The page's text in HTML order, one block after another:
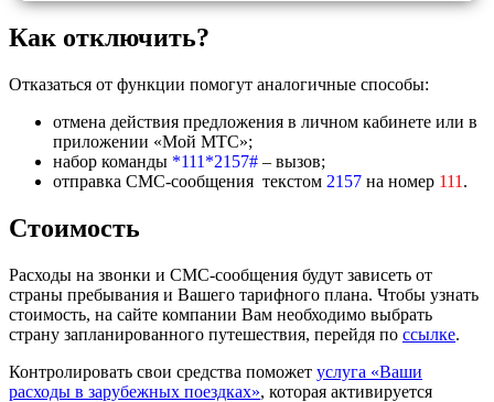
Как отключить?
Отказаться от функции помогут аналогичные способы:
отмена действия предложения в личном кабинете или в
приложении «Мой МТС»;
набор команды *111*2157# – вызов;
отправка СМС-сообщения текстом 2157 на номер 111 .
Стоимость
Расходы на звонки и СМС-сообщения будут зависеть от
страны пребывания и Вашего тарифного плана. Чтобы узнать
стоимость, на сайте компании Вам необходимо выбрать
страну запланированного путешествия, перейдя по ссылке.
Контролировать свои средства поможет услуга «Ваши
расходы в зарубежных поездках», которая активируется